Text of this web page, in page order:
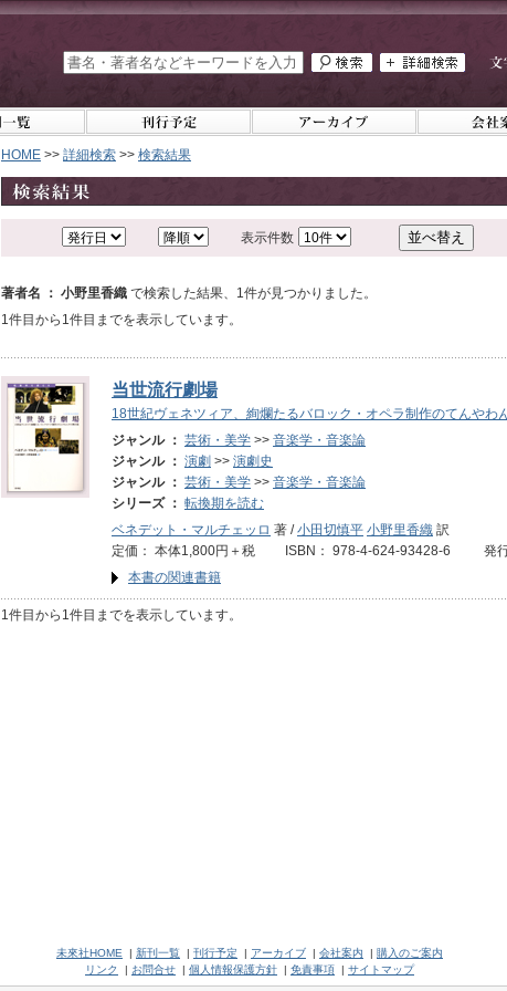
HOME >> 詳細検索 >> 検索結果
表示件数
著者名 ： 小野里香織 で検索した結果、1件が見つかりました。
1件目から1件目までを表示しています。
当世流行劇場
18世紀ヴェネツィア、絢爛たるバロック・オペラ制作のてんやわ
ジャンル ： 芸術・美学 >> 音楽学・音楽論
ジャンル ： 演劇 >> 演劇史
ジャンル ： 芸術・美学 >> 音楽学・音楽論
シリーズ ： 転換期を読む
ベネデット・マルチェッロ 著 /小田切慎平 小野里香織 訳
定価： 本体1,800円＋税 ISBN： 978-4-624-93428-6 発行
本書の関連書籍
1件目から1件目までを表示しています。
未來社HOME | 新刊一覧 | 刊行予定 | アーカイブ | 会社案内 | 購入のご案内
リンク
| お問合せ | 個人情報保護方針 | 免責事項 | サイトマップ